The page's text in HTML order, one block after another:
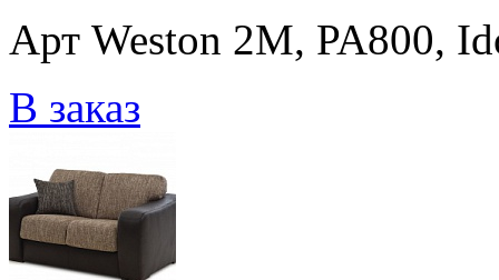
Арт Weston 2M, PA800,
В заказ